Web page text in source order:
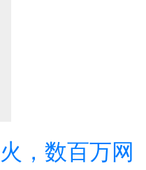
，数百万网